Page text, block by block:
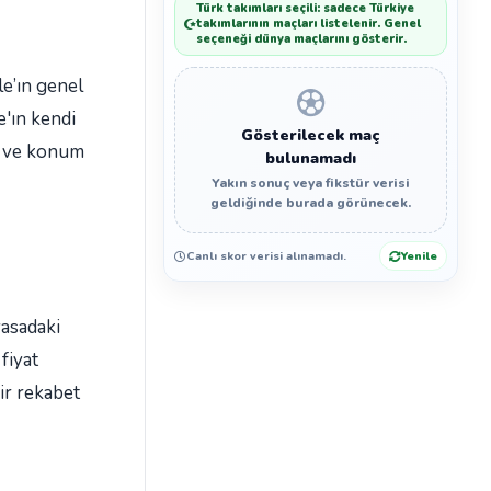
genel
kendi
konum
fiyat
rekabet
Türk takımları seçili: sadece Türkiye
takımlarının maçları listelenir. Genel
seçeneği dünya maçlarını gösterir.
Gösterilecek maç
bulunamadı
Yakın sonuç veya fikstür verisi
geldiğinde burada görünecek.
Canlı skor verisi alınamadı. Yenile